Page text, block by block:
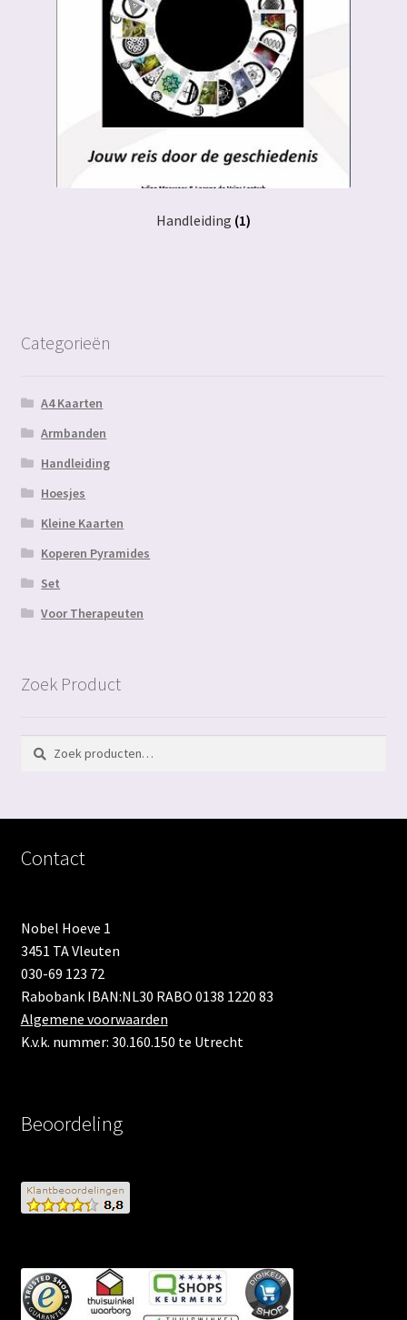
Handleiding (1)
Categorieën
A4 Kaarten
Armbanden
Handleiding
Hoesjes
Kleine Kaarten
Koperen Pyramides
Set
Voor Therapeuten
Zoek Product
Zoeken
naar:
Zoeken
Contact
Nobel Hoeve 1
3451 TA Vleuten
030-69 123 72
Rabobank IBAN:NL30 RABO 0138 1220 83
Algemene voorwaarden
K.v.k. nummer: 30.160.150 te Utrecht
Beoordeling